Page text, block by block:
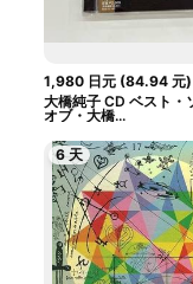
1,980 日元(84.94 元)
大橋純子 CD ベスト・
オブ・大橋...
6 天